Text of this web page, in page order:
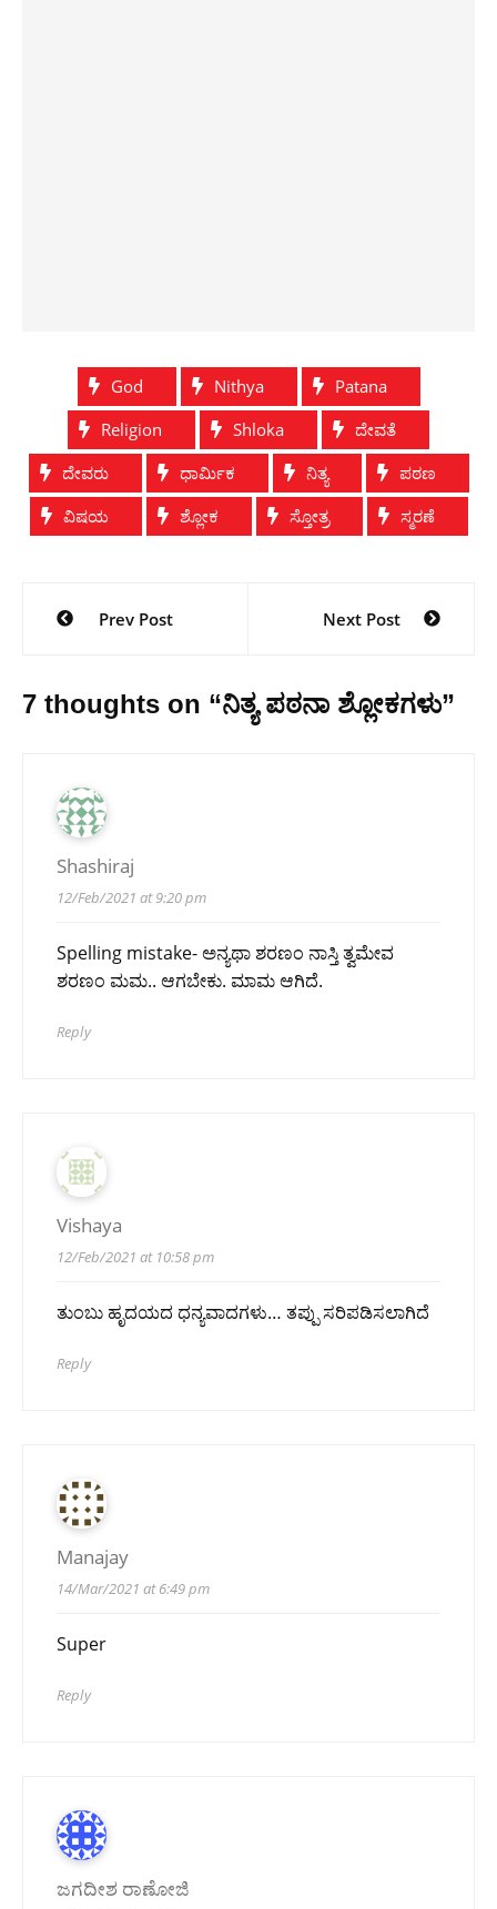
God Nithya
Patana
Religion
Shloka
ದೇವತೆ
ದೇವರು
ಧಾರ್ಮಿಕ ನಿತ್ಯ
ಪಠಣ
ವಿಷಯ
ಶ್ಲೋಕ ಸ್ತೋತ್ರ ಸ್ಮರಣೆ
navigation
Prev Post Next Post
7 thoughts on “ನಿತ್ಯ ಪಠನಾ ಶ್ಲೋಕಗಳು”
Shashiraj
12/Feb/2021 at 9:20 pm
Spelling mistake- ಅನ್ಯಥಾ ಶರಣಂ ನಾಸ್ತಿ ತ್ವಮೇವ
ಶರಣಂ ಮಮ.. ಆಗಬೇಕು. ಮಾಮ ಆಗಿದೆ.
Reply
Vishaya
12/Feb/2021 at 10:58 pm
ತುಂಬು ಹೃದಯದ ಧನ್ಯವಾದಗಳು… ತಪ್ಪು ಸರಿಪಡಿಸಲಾಗಿದೆ
Reply
Manajay
14/Mar/2021 at 6:49 pm
Super
Reply
ಜಗದೀಶ ರಾಣೋಜಿ